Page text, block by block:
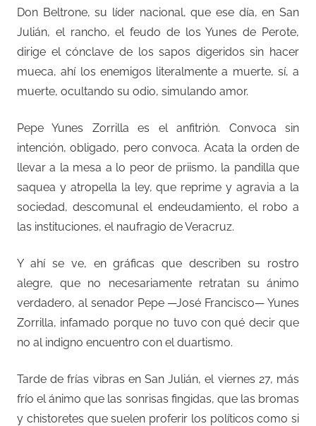
Don Beltrone, su líder nacional, que ese día, en San
Julián, el rancho, el feudo de los Yunes de Perote,
dirige el cónclave de los sapos digeridos sin hacer
mueca, ahí los enemigos literalmente a muerte, sí, a
muerte, ocultando su odio, simulando amor.
Pepe Yunes Zorrilla es el anfitrión. Convoca sin
intención, obligado, pero convoca. Acata la orden de
llevar a la mesa a lo peor de priismo, la pandilla que
saquea y atropella la ley, que reprime y agravia a la
sociedad, descomunal el endeudamiento, el robo a
las instituciones, el naufragio de Veracruz.
Y ahí se ve, en gráficas que describen su rostro
alegre, que no necesariamente retratan su ánimo
verdadero, al senador Pepe —José Francisco— Yunes
Zorrilla, infamado porque no tuvo con qué decir que
no al indigno encuentro con el duartismo.
Tarde de frías vibras en San Julián, el viernes 27, más
frío el ánimo que las sonrisas fingidas, que las bromas
y chistoretes que suelen proferir los políticos como si